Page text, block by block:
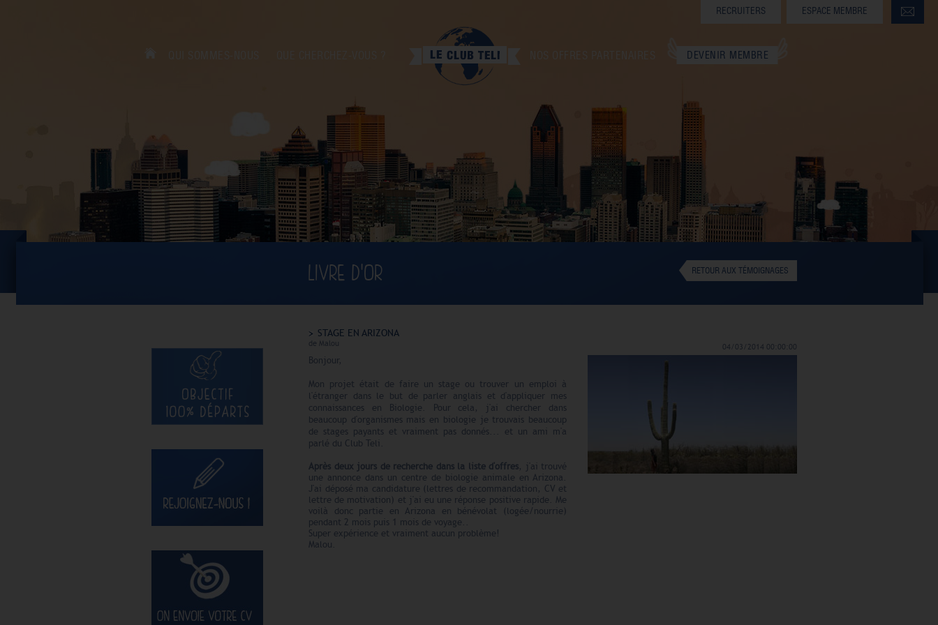
DEVENIR MEMBRE
RECRUITERS ESPACE MEMBRE
RETOUR AUX TÉMOIGNAGES
LIVRE D'OR
STAGE EN ARIZONA
de Malou 04/03/2014 00:00:00
Bonjour,
Mon projet était de faire un stage ou trouver un emploi à
l'étranger dans le but de parler anglais et d'appliquer mes
connaissances en Biologie. Pour cela, j'ai chercher dans
beaucoup d'organismes mais en biologie je trouvais beaucoup
de stages payants et vraiment pas donnés... et un ami m'a
parlé du Club Teli.
Après deux jours de recherche dans la liste d'offres, j'ai trouvé
une annonce dans un centre de biologie animale en Arizona.
J'ai déposé ma candidature (lettres de recommandation, CV et
lettre de motivation) et j'ai eu une réponse positive rapide. Me
voilà donc partie en Arizona en bénévolat (logée/nourrie)
pendant 2 mois puis 1 mois de voyage..
Super expérience et vraiment aucun problème!
Malou.